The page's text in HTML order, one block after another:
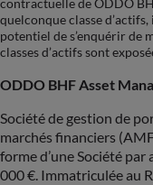
contractuelle de ODDO
quelconque classe
potentiel de s’enquérir de
classes d’actifs sont
ODDO BHF Asset
Société de gestion de
marchés financiers
forme d’une Société
000 €. Immatriculée au